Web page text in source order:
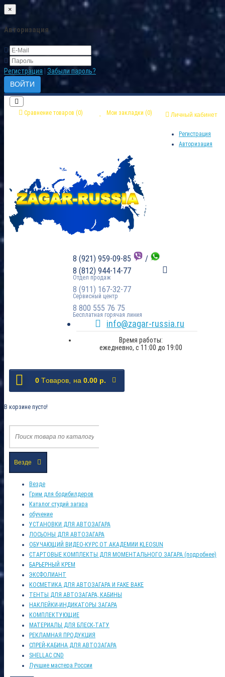
×
Авторизация
Регистрация Забыли пароль?
Личный кабинет
Регистрация
Авторизация
Мои закладки (0)
Сравнение товаров (0)
8 (921) 959-09-85
/
8 (812) 944-14-77
Отдел продаж
8 (911) 167-32-77
Сервисный центр
8 800 555 76 75
Бесплатная горячая линия
info@zagar-russia.ru
Время работы:
ежедневно, с 11:00 до 19:00
0 Tоваров, на 0.00 р.
В корзине пусто!
Везде
Везде
Грим для бодибилдеров
Каталог студий загара
обучение
УСТАНОВКИ ДЛЯ АВТОЗАГАРА
ЛОСЬОНЫ ДЛЯ АВТОЗАГАРА
ОБУЧАЮЩИЙ ВИДЕО-КУРС ОТ АКАДЕМИИ KLEOSUN
СТАРТОВЫЕ КОМПЛЕКТЫ ДЛЯ МОМЕНТАЛЬНОГО ЗАГАРА (подробнее)
БАРЬЕРНЫЙ КРЕМ
ЭКСФОЛИАНТ
КОСМЕТИКА ДЛЯ АВТОЗАГАРА И FAKE BAKE
ТЕНТЫ ДЛЯ АВТОЗАГАРА, КАБИНЫ
НАКЛЕЙКИ-ИНДИКАТОРЫ ЗАГАРА
КОМПЛЕКТУЮЩИЕ
МАТЕРИАЛЫ ДЛЯ БЛЕСК-ТАТУ
РЕКЛАМНАЯ ПРОДУКЦИЯ
СПРЕЙ-КАБИНА ДЛЯ АВТОЗАГАРА
SHELLAC CND
Лучшие мастера России